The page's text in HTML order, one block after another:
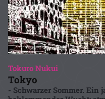
Tokuro Nukui
Tokyo
- Schwarzer Sommer. Ein